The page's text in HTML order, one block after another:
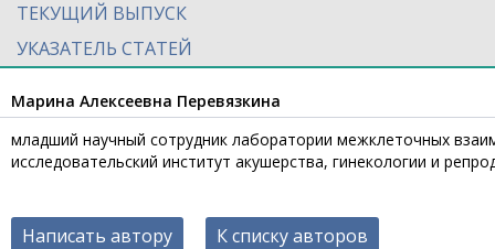
ТЕКУЩИЙ ВЫПУСК
УКАЗАТЕЛЬ СТАТЕЙ
Марина Алексеевна Перевязкина
младший научный сотрудник лаборатории межклеточных
исследовательский институт акушерства, гинекологии и
Написать автору К списку авторов